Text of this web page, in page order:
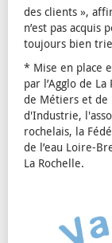
des clients »,
n’est pas
toujours bien
* Mise en place
par l’Agglo de
de Métiers et de
d'Industrie,
rochelais, la
de l’eau Loire-
La Rochelle.